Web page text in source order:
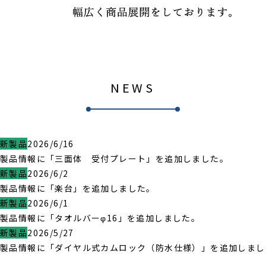
NEWS
新製品2026/6/16
製品情報に「三面体 受付プレート」を追加しました。
新製品2026/6/2
製品情報に「楽台」を追加しました。
新製品2026/6/1
製品情報に「タオルバーφ16」を追加しました。
新製品2026/5/27
製品情報に「ダイヤル式カムロック（防水仕様）」を追加しまし